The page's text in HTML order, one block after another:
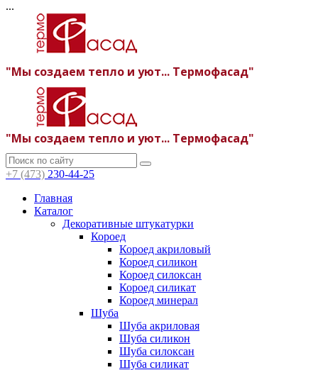
...
"Мы создаем тепло и уют... Термофасад"
"Мы создаем тепло и уют... Термофасад"
+7 (473) 230-44-25
Главная
Каталог
Декоративные штукатурки
Короед
Короед акриловый
Короед силикон
Короед силоксан
Короед силикат
Короед минерал
Шуба
Шуба акриловая
Шуба силикон
Шуба силоксан
Шуба силикат